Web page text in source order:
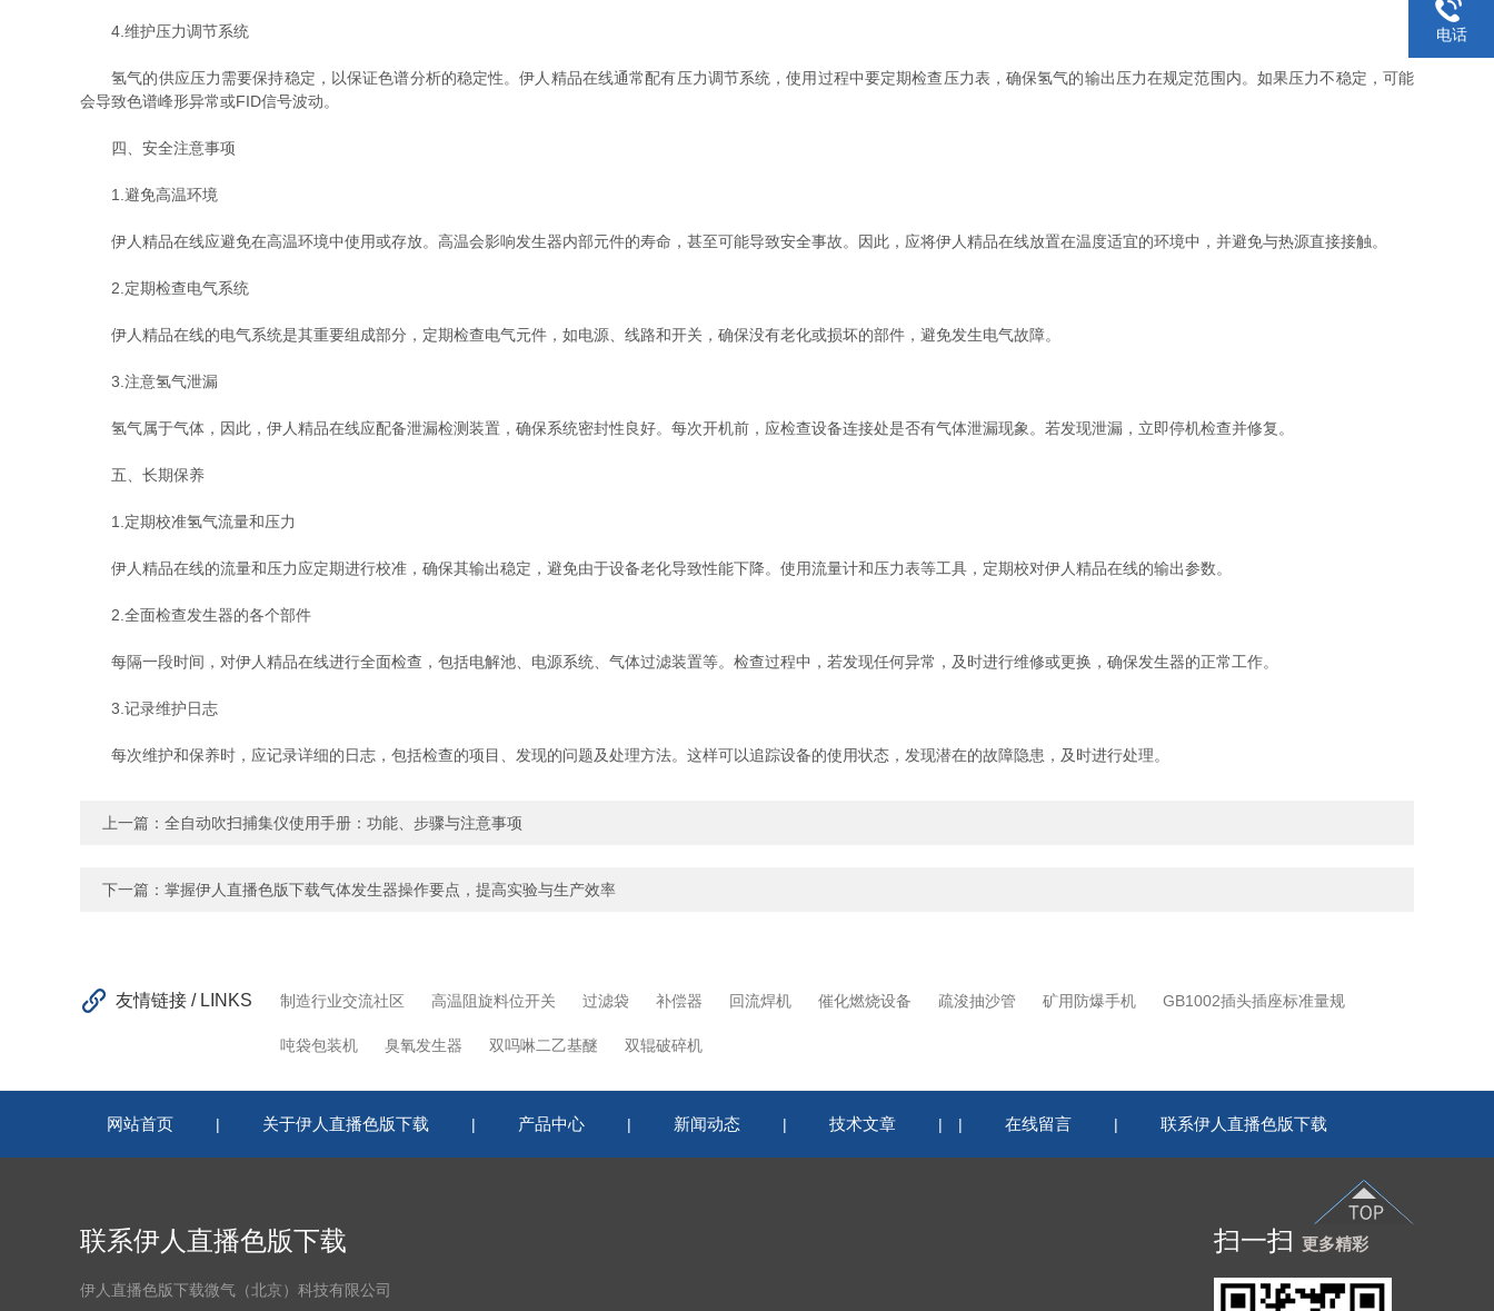
4.维护压力调节系统
氢气的供应压力需要保持稳定，以保证色谱分析的稳定性。伊人精品在线通常配有压力调节系统，使用过程中要定期检查压力表，确保氢气的输出压力在规定范围内。如果压力不稳定，可能
会导致色谱峰形异常或FID信号波动。
四、安全注意事项
1.避免高温环境
伊人精品在线应避免在高温环境中使用或存放。高温会影响发生器内部元件的寿命，甚至可能导致安全事故。因此，应将伊人精品在线放置在温度适宜的环境中，并避免与热源直接接触。
2.定期检查电气系统
伊人精品在线的电气系统是其重要组成部分，定期检查电气元件，如电源、线路和开关，确保没有老化或损坏的部件，避免发生电气故障。
3.注意氢气泄漏
氢气属于气体，因此，伊人精品在线应配备泄漏检测装置，确保系统密封性良好。每次开机前，应检查设备连接处是否有气体泄漏现象。若发现泄漏，立即停机检查并修复。
五、长期保养
1.定期校准氢气流量和压力
伊人精品在线的流量和压力应定期进行校准，确保其输出稳定，避免由于设备老化导致性能下降。使用流量计和压力表等工具，定期校对伊人精品在线的输出参数。
2.全面检查发生器的各个部件
每隔一段时间，对伊人精品在线进行全面检查，包括电解池、电源系统、气体过滤装置等。检查过程中，若发现任何异常，及时进行维修或更换，确保发生器的正常工作。
3.记录维护日志
每次维护和保养时，应记录详细的日志，包括检查的项目、发现的问题及处理方法。这样可以追踪设备的使用状态，发现潜在的故障隐患，及时进行处理。
上一篇： 全自动吹扫捕集仪使用手册：功能、步骤与注意事项
下一篇： 掌握伊人直播色版下载气体发生器操作要点，提高实验与生产效率
友情链接 / LINKS 制造行业交流社区 高温阻旋料位开关 过滤袋 补偿器 回流焊机 催化燃烧设备 疏浚抽沙管 矿用防爆手机 GB1002插头插座标准量规
吨袋包装机 臭氧发生器 双吗啉二乙基醚 双辊破碎机
网站首页 | 关于伊人直播色版下载 | 产品中心 | 新闻动态 | 技术文章 | | 在线留言 | 联系伊人直播色版下载
联系伊人直播色版下载
伊人直播色版下载微气（北京）科技有限公司
扫一扫 更多精彩
电话